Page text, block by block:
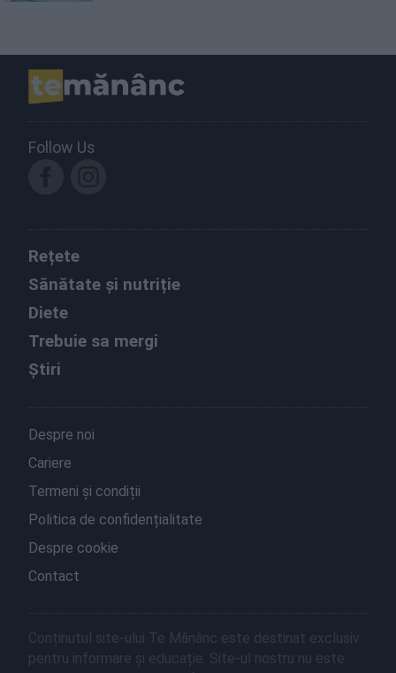
Follow Us
Rețete
Sănătate și nutriție
Diete
Trebuie sa mergi
Știri
Despre noi
Cariere
Termeni și condiții
Politica de confidențialitate
Despre cookie
Contact
Conținutul site-ului Te Mănânc este destinat exclusiv
pentru informare și educație. Site-ul nostru nu este